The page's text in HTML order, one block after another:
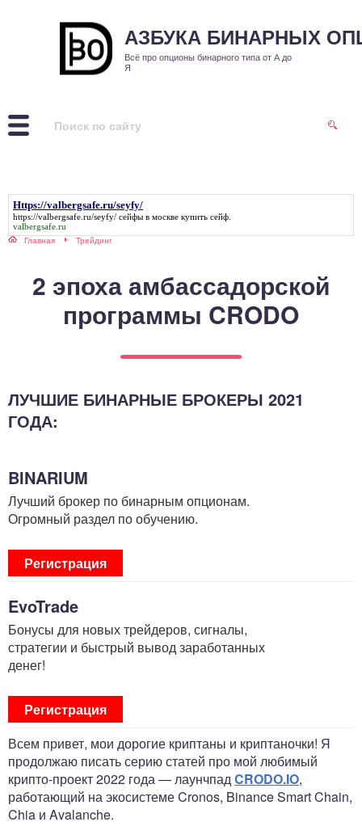
АЗБУКА БИНАРНЫХ
Всё про опционы бинарного типа от А до
Я
Https://valbergsafe.ru/seyfy/
https://valbergsafe.ru/seyfy/ сейфы в москве купить сейф.
valbergsafe.ru
Главная Трейдинг
2 эпоха амбассадорской
программы CRODO
ЛУЧШИЕ БИНАРНЫЕ БРОКЕРЫ 2021
ГОДА:
BINARIUM
Лучший брокер по бинарным опционам.
Огромный раздел по обучению.
Регистрация
EvoTrade
Бонусы для новых трейдеров, сигналы,
стратегии и быстрый вывод заработанных
денег!
Регистрация
Всем привет, мои дорогие криптаны и криптаночки! Я
продолжаю писать серию статей про мой любимый
крипто-проект 2022 года — лаунчпад CRODO.IO,
работающий на экосистеме Cronos, Binance Smart Chain,
Chia и Avalanche.